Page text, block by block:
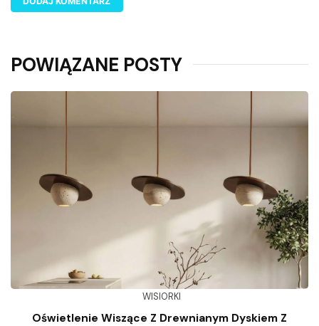
POWIĄZANE POSTY
WISIORKI
Oświetlenie Wiszące Z Drewnianym Dyskiem Z